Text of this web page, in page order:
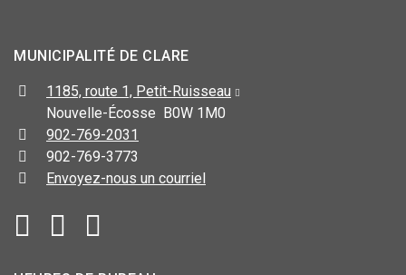
MUNICIPALITÉ DE CLARE
1185, route 1, Petit-Ruisseau
Nouvelle-Écosse B0W 1M0
902-769-2031
902-769-3773
Envoyez-nous un courriel